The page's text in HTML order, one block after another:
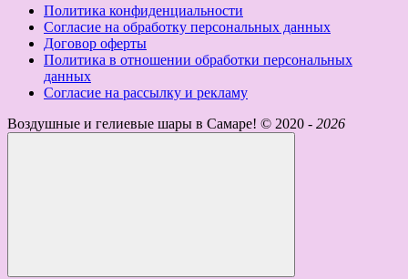
Политика конфиденциальности
Согласие на обработку персональных данных
Договор оферты
Политика в отношении обработки персональных
данных
Согласие на рассылку и рекламу
Воздушные и гелиевые шары в Самаре! © 2020 - 2026